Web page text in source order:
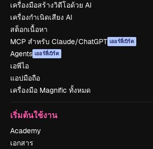
เครื่องมือสร้างวิดีโอด้วย AI
เครื่องกำเนิดเสียง AI
สต็อกเนื้อหา
MCP สำหรับ Claude/ChatGPT เออร์ลี่เบิร์ด
Agents เออร์ลี่เบิร์ด
เอพีไอ
แอปมือถือ
เครื่องมือ Magnific ทั้งหมด
เริ่มต้นใช้งาน
Academy
เอกสาร